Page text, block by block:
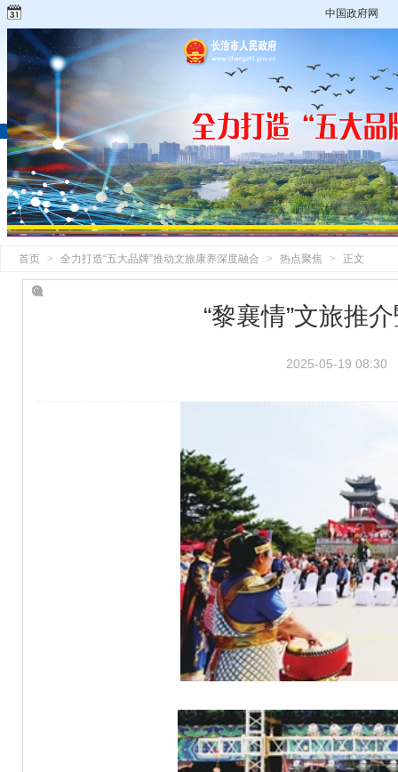
中国政府网
首页 > 全力打造“五大品牌”推动文旅康养深度融合 > 热点聚焦 > 正文
“黎襄情”文旅推
2025-05-19 08:30